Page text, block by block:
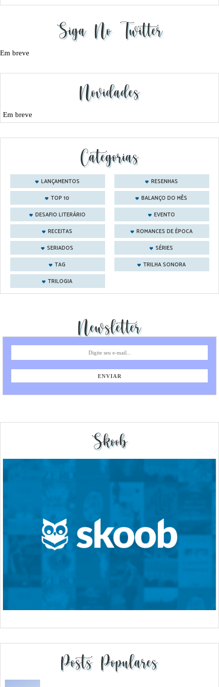
Siga No Twitter
Em breve
Novidades
Em breve
Categorias
LANÇAMENTOS
RESENHAS
TOP 10
BALANÇO DO MÊS
DESAFIO LITERÁRIO
EVENTO
RECEITAS
ROMANCES DE ÉPOCA
SERIADOS
SÉRIES
TAG
TRILHA SONORA
TRILOGIA
Newsletter
Skoob
Posts Populares